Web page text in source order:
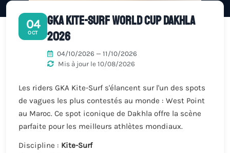
04
OCT
GKA Kite-Surf World Cup Dakhla
2026
04/10/2026 — 11/10/2026
Mis à jour le 10/08/2026
Les riders GKA Kite-Surf s'élancent sur l'un des spots
de vagues les plus contestés au monde : West Point
au Maroc. Ce spot iconique de Dakhla offre la scène
parfaite pour les meilleurs athlètes mondiaux.
Discipline : Kite-Surf